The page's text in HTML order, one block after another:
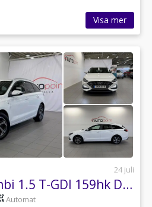
Visa mer
24 juli
Hyundai i30 Kombi 1.5 T-GDI 159hk DCT Essential|Drag|B-kamera
Automat